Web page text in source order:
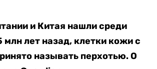
и Китая нашли среди
лет назад, клетки кожи с
называть перхотью. О